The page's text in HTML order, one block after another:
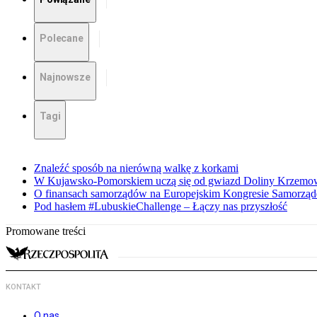
Polecane
Najnowsze
Tagi
Znaleźć sposób na nierówną walkę z korkami
W Kujawsko-Pomorskiem uczą się od gwiazd Doliny
O finansach samorządów na Europejskim Kongresie
Pod hasłem #LubuskieChallenge – Łączy nas przyszłość
Promowane treści
KONTAKT